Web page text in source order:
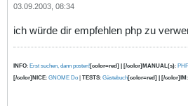
03.09.2003, 08:34
ich würde dir empfehlen php zu
INFO: Erst suchen, dann posten![color=red] | [/color]MANUAL(s): PHP
[/color]NICE: GNOME Do | TESTS: Gästebuch[color=red] | [/color]IM: